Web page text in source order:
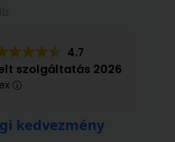
4.7
szolgáltatás 2026
kedvezmény